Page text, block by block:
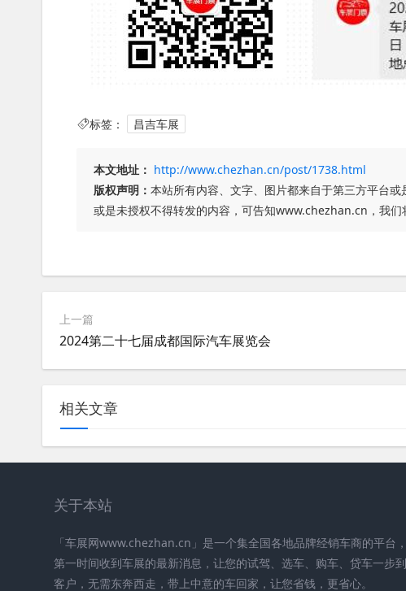
标签： 昌吉车展
本文地址： http://www.chezhan.cn/post/1738.html
版权声明： 本站所有内容、文字、图片都来自于第三方平台
或是未授权不得转发的内容，可告知www.chezhan.cn，我们
上一篇
2024第二十七届成都国际汽车展览会
相关文章
关于本站
「车展网www.chezhan.cn」是一个集全国各地品牌经销车商的平台
第一时间收到车展的最新消息，让您的试驾、选车、购车、贷车一步
客户，无需东奔西走，带上中意的车回家，让您省钱，更省心。